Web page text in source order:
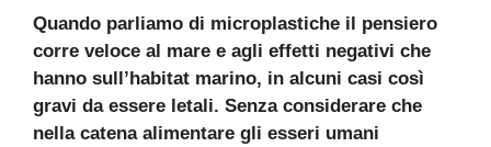
Quando parliamo di microplastiche il pensiero
corre veloce al mare e agli effetti negativi che
hanno sull’habitat marino, in alcuni casi così
gravi da essere letali. Senza considerare che
nella catena alimentare gli esseri umani